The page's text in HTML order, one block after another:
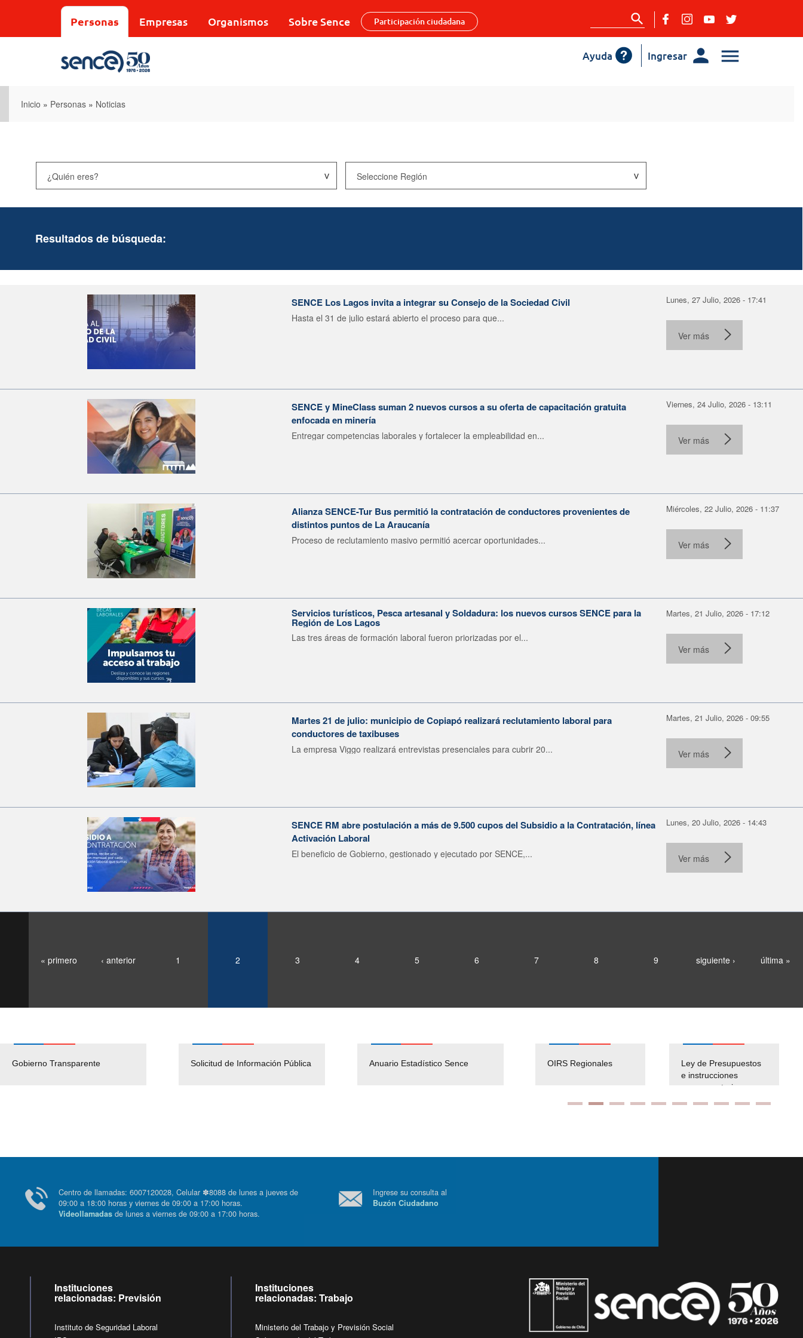
Personas Empresas Organismos Sobre Sence Participación ciudadana
Ingresar
Ayuda
Inicio » Personas » Noticias
Resultados de búsqueda:
SENCE Los Lagos invita a integrar su Consejo de la Sociedad Civil
Hasta el 31 de julio estará abierto el proceso para que...
Lunes, 27 Julio, 2026 - 17:41
Ver más
SENCE y MineClass suman 2 nuevos cursos a su oferta de capacitación gratuita
enfocada en minería
Entregar competencias laborales y fortalecer la empleabilidad en...
Viernes, 24 Julio, 2026 - 13:11
Ver más
Alianza SENCE-Tur Bus permitió la contratación de conductores provenientes de
distintos puntos de La Araucanía
Proceso de reclutamiento masivo permitió acercar oportunidades...
Miércoles, 22 Julio, 2026 - 11:37
Ver más
Servicios turísticos, Pesca artesanal y Soldadura: los nuevos cursos SENCE para la
Región de Los Lagos
Las tres áreas de formación laboral fueron priorizadas por el...
Martes, 21 Julio, 2026 - 17:12
Ver más
Martes 21 de julio: municipio de Copiapó realizará reclutamiento laboral para
conductores de taxibuses
La empresa Viggo realizará entrevistas presenciales para cubrir 20...
Martes, 21 Julio, 2026 - 09:55
Ver más
SENCE RM abre postulación a más de 9.500 cupos del Subsidio a la Contratación, línea
Activación Laboral
El beneficio de Gobierno, gestionado y ejecutado por SENCE,...
Lunes, 20 Julio, 2026 - 14:43
Ver más
« primero ‹ anterior 1 2 3 4 5 6 7 8 9 siguiente › última »
Gobierno Transparente Solicitud de Información Pública Anuario Estadístico Sence
Pago Proveedores
Empleos Públicos
Solicitud Audiencias y
OIRS Regionales
Ley de Presupuestos
e instrucciones
presuspuetarias
Centro de llamadas: 6007120028, Celular ✽8088 de lunes a jueves de
09:00 a 18:00 horas y viernes de 09:00 a 17:00 horas.
Videollamadas de lunes a viernes de 09:00 a 17:00 horas.
Ingrese su consulta al
Buzón Ciudadano
Instituciones
relacionadas: Previsión
Instituto de Seguridad Laboral
Instituciones
relacionadas: Trabajo
Ministerio del Trabajo y Previsión Social